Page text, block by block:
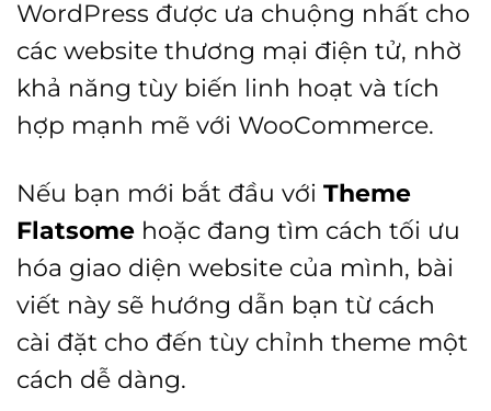
WordPress được ưa chuộng nhất cho
các website thương mại điện tử, nhờ
khả năng tùy biến linh hoạt và tích
hợp mạnh mẽ với WooCommerce.
Nếu bạn mới bắt đầu với Theme
Flatsome hoặc đang tìm cách tối ưu
hóa giao diện website của mình, bài
viết này sẽ hướng dẫn bạn từ cách
cài đặt cho đến tùy chỉnh theme một
cách dễ dàng.